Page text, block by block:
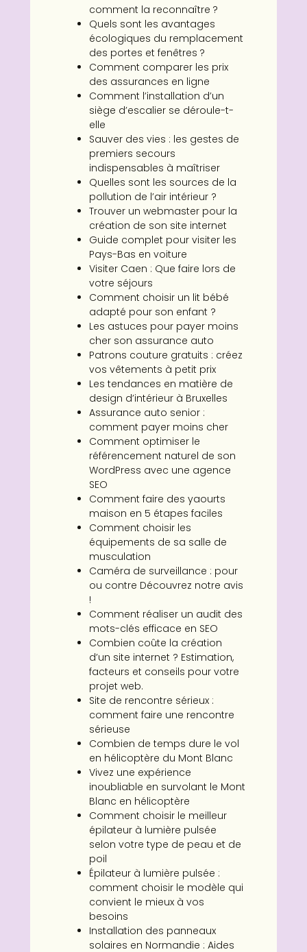
comment la reconnaître ?
Quels sont les avantages
écologiques du remplacement
des portes et fenêtres ?
Comment comparer les prix
des assurances en ligne
Comment l’installation d’un
siège d’escalier se déroule-t-
elle
Sauver des vies : les gestes de
premiers secours
indispensables à maîtriser
Quelles sont les sources de la
pollution de l’air intérieur ?
Trouver un webmaster pour la
création de son site internet
Guide complet pour visiter les
Pays-Bas en voiture
Visiter Caen : Que faire lors de
votre séjours
Comment choisir un lit bébé
adapté pour son enfant ?
Les astuces pour payer moins
cher son assurance auto
Patrons couture gratuits : créez
vos vêtements à petit prix
Les tendances en matière de
design d’intérieur à Bruxelles
Assurance auto senior :
comment payer moins cher
Comment optimiser le
référencement naturel de son
WordPress avec une agence
SEO
Comment faire des yaourts
maison en 5 étapes faciles
Comment choisir les
équipements de sa salle de
musculation
Caméra de surveillance : pour
ou contre Découvrez notre avis
!
Comment réaliser un audit des
mots-clés efficace en SEO
Combien coûte la création
d’un site internet ? Estimation,
facteurs et conseils pour votre
projet web.
Site de rencontre sérieux :
comment faire une rencontre
sérieuse
Combien de temps dure le vol
en hélicoptère du Mont Blanc
Vivez une expérience
inoubliable en survolant le Mont
Blanc en hélicoptère
Comment choisir le meilleur
épilateur à lumière pulsée
selon votre type de peau et de
poil
Épilateur à lumière pulsée :
comment choisir le modèle qui
convient le mieux à vos
besoins
Installation des panneaux
solaires en Normandie : Aides